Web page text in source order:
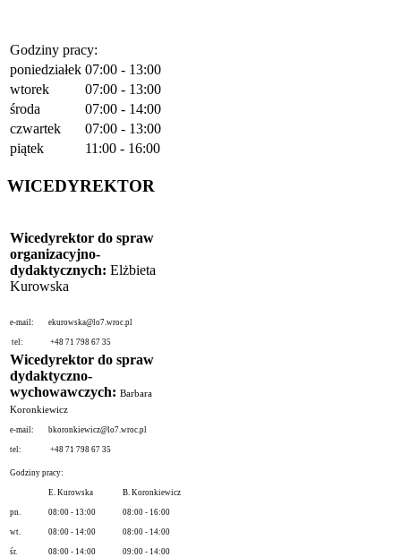
Godziny pracy:
poniedziałek 07:00 - 13:00
wtorek
07:00 - 13:00
środa
07:00 - 14:00
czwartek
07:00 - 13:00
piątek
11:00 - 16:00
WICEDYREKTOR
Wicedyrektor do spraw
organizacyjno-
dydaktycznych: Elżbieta
Kurowska
e-mail: ekurowska@lo7.wroc.pl
tel: +48 71 798 67 35
Wicedyrektor do spraw
dydaktyczno-
wychowawczych: Barbara
Koronkiewicz
e-mail: bkoronkiewicz@lo7.wroc.pl
tel: +48 71 798 67 35
Godziny pracy:
E. Kurowska B. Koronkiewicz
pn. 08:00 - 13:00 08:00 - 16:00
wt. 08:00 - 14:00 08:00 - 14:00
śr. 08:00 - 14:00 09:00 - 14:00